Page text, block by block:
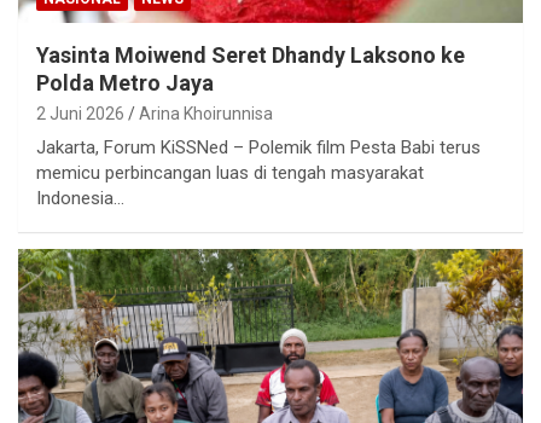
Yasinta Moiwend Seret Dhandy Laksono ke
Polda Metro Jaya
2 Juni 2026 Arina Khoirunnisa
Jakarta, Forum KiSSNed – Polemik film Pesta Babi terus
memicu perbincangan luas di tengah masyarakat
Indonesia…